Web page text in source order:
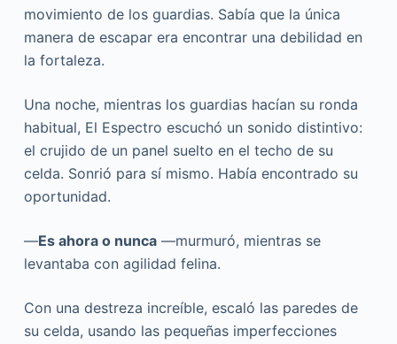
movimiento de los guardias. Sabía que la única
manera de escapar era encontrar una debilidad en
la fortaleza.
Una noche, mientras los guardias hacían su ronda
habitual, El Espectro escuchó un sonido distintivo:
el crujido de un panel suelto en el techo de su
celda. Sonrió para sí mismo. Había encontrado su
oportunidad.
—Es ahora o nunca—murmuró, mientras se
levantaba con agilidad felina.
Con una destreza increíble, escaló las paredes de
su celda, usando las pequeñas imperfecciones